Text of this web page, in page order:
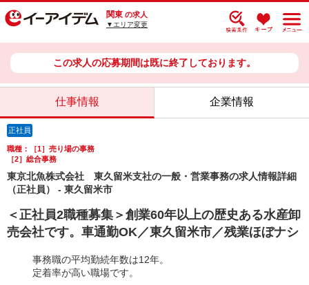
関東 の求人
▼エリア変更
この求人の応募期間は既に終了しております。
仕事情報 企業情報
正社員
職種：［1］売り場の事務
［2］総合事務
東京北魚株式会社 東久留米支社の一般・営業事務の求人情報詳細
（正社員） - 東久留米市
＜正社員2職種募集＞創業60年以上の歴史ある水産卸
売会社です。車通勤OK／東久留米市／残業ほぼナシ
事務職の平均勤続年数は12年。
定着率が高い職場です。